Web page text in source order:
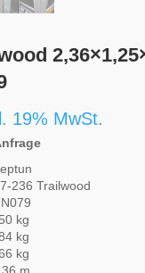
19% MwSt.
236 Trailwood
kg
kg
kg